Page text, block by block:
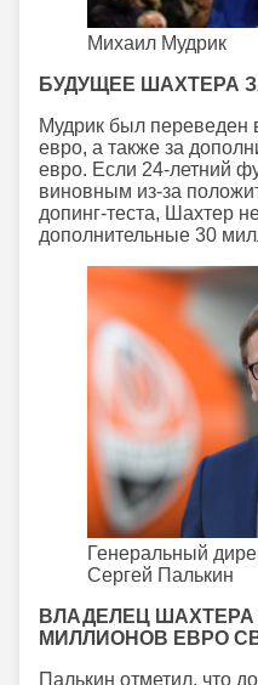
Михаил Мудрик
БУДУЩЕЕ ШАХТЕРА
Мудрик был переведен
евро, а также за
евро. Если 24-летний
виновным из-за
допинг-теста, Шахтер
дополнительные 30
Генеральный
Сергей Палькин
ВЛАДЕЛЕЦ
МИЛЛИОНОВ ЕВРО
Палькин отметил, что